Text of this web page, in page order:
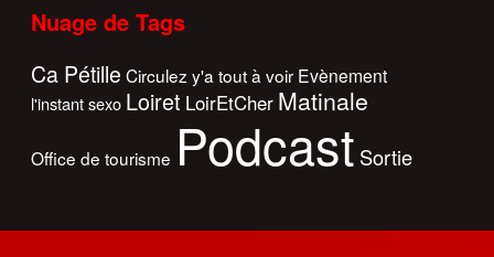
Nuage de Tags
Ca Pétille Circulez y'a tout à voir Evènement
l'instant sexo Loiret LoirEtCher Matinale
Office de tourisme Podcast Sortie